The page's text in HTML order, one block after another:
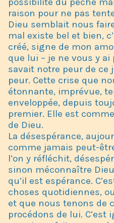
raison pour ne pas
Dieu semblait nous
mal existe bel et bien,
créé, signe de mon
que lui – je ne vous y ai
savait notre peur de ce
peur. Cette crise que
étonnante, imprévue,
enveloppée, depuis
premier. Elle est
de Dieu.
La désespérance,
comme jamais peut-
l’on y réfléchit,
sinon méconnaître Dieu
qu’il est espérance.
choses quotidiennes,
et que nous tenons de
procédons de lui. C’est